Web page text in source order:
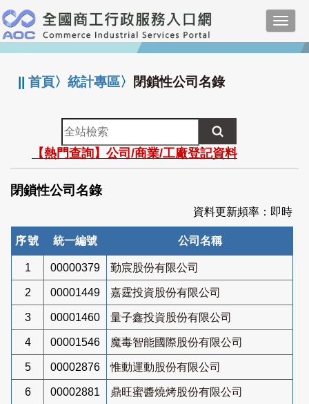
跳
到
主
要
:::
||首頁〉統計專區〉 閉鎖性公司名錄
全
站
檢
索
【熱門查詢】公司/商業/工廠登記資料
閉鎖性公司名錄
資料更新頻率：即時
序號 統一編號 公司名稱
1 00000379 勤宸股份有限公司
2 00001449 嘉霆投資股份有限公司
3 00001460 量子鑫投資股份有限公司
4 00001546 魔毒智能國際股份有限公司
5 00002876 惟動運動股份有限公司
6 00002881 鼎旺蜜醬燒烤股份有限公司